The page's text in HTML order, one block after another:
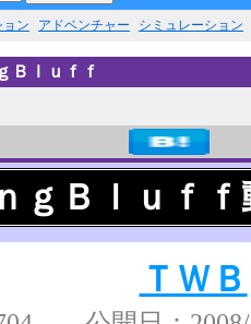
ョン アドベンチャー シミュレーション
Ｂｌｕｆｆ
ｇＢｌｕｆｆ
ＴＷＢ